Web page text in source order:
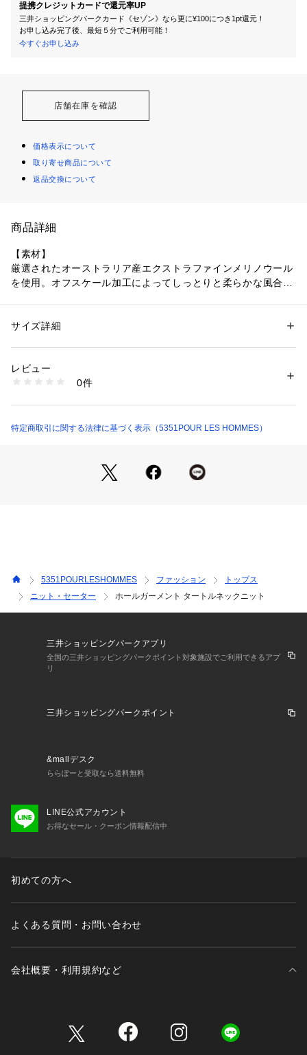
提携クレジットカードで還元率UP
三井ショッピングパークカード《セゾン》なら更に¥100につき1pt還元！
お申し込み完了後、最短５分でご利用可能！
今すぐお申し込み
店舗在庫を確認
価格表示について
取り寄せ商品について
返品交換について
商品詳細
【素材】
厳選されたオーストラリア産エクストラファインメリノウール
を使用。オフスケール加工によってしっとりと柔らかな風合い
とした細リブを配したピッチ切り替えのタートルネックニッ
ト。視覚的な縦ラインを強調し、シャープなシルエットを際立
ホワイト モデル：H186 B85 W74 H92 着用サイズ：48
ブルー モデル：H185 B84 W73 H88 着用サイズ：48
性別：メンズ
素材：毛100%
洗濯：ドライクリーニング
※詳しい洗濯方法については、商品の品質表示タグをご覧ください
02510040007 （ショップ）
サイズ詳細
レビュー
0件
特定商取引に関する法律に基づく表示（5351POUR LES HOMMES）
5351POURLESHOMMES ファッション
トップス
ニット・セーター
ホールガーメント タートルネックニット
三井ショッピングパークアプリ
全国の三井ショッピングパークポイント対象施設でご利用できるアプ
リ
三井ショッピングパークポイント
&mallデスク
ららぽーと受取なら送料無料
LINE公式アカウント
お得なセール・クーポン情報配信中
初めての方へ
よくある質問・お問い合わせ
会社概要・利用規約など